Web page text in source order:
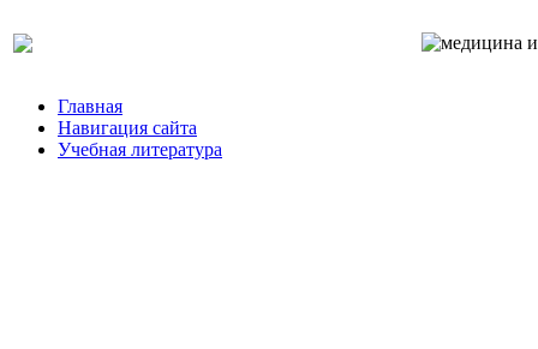
Главная
Навигация сайта
Учебная литература